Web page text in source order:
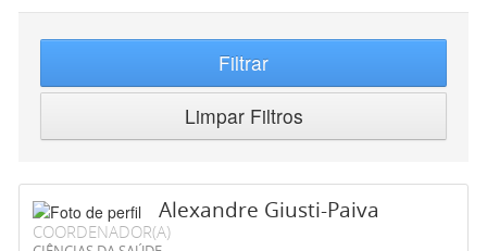
Filtrar
Limpar Filtros
Alexandre Giusti-Paiva
COORDENADOR(A)